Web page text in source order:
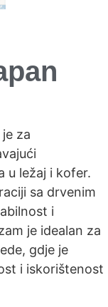
za
u ležaj i kofer.
sa drvenim
i
je idealan za
gdje je
i iskorištenost